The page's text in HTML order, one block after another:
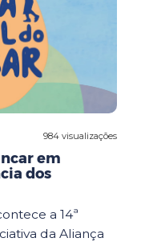
984 visualizações
em
dos
a 14ª
da Aliança